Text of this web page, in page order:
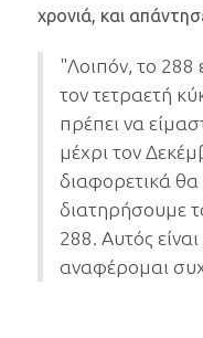
χρονιά, και
"Λοιπόν, το 288
τον τετραετή
πρέπει να
μέχρι τον
διαφορετικά θα
διατηρήσουμε
288. Αυτός
αναφέρομαι